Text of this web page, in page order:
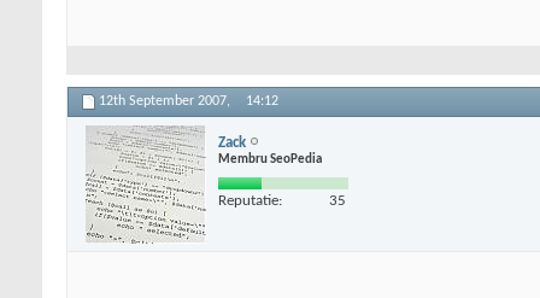
12th September 2007, 14:12
Zack
Membru SeoPedia
Reputatie: 35